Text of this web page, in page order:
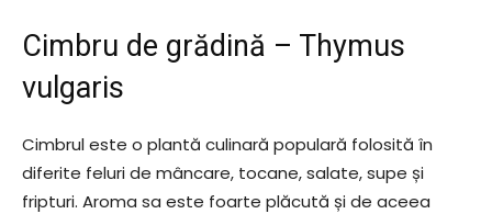
Cimbru de grădină – Thymus
vulgaris
Cimbrul este o plantă culinară populară folosită în
diferite feluri de mâncare, tocane, salate, supe și
fripturi. Aroma sa este foarte plăcută și de aceea